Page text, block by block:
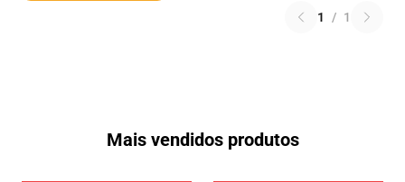
1 / 1
Mais vendidos produtos